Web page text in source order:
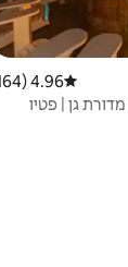
דירוג ממוצע של 4.96 מתוך 5,
4.96 (164)
מדורת גן | פטיו